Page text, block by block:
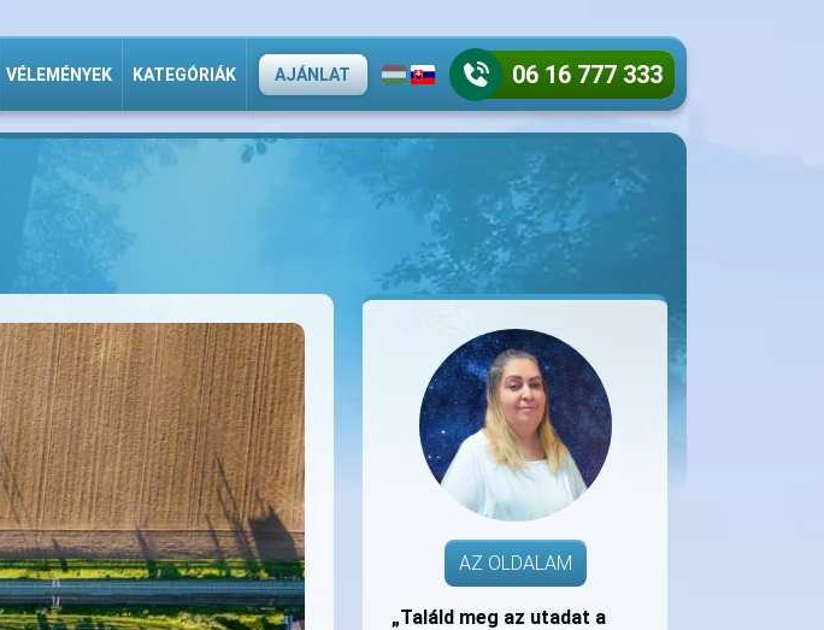
VÉLEMÉNYEK KATEGÓRIÁK AJÁNLAT 06 16 777 333
AZ OLDALAM
„Találd meg az utadat a